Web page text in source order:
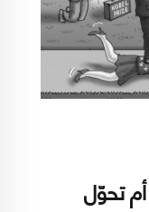
تحوّل